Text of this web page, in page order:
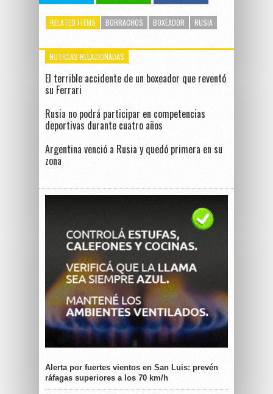
RELATED ITEMS BORRACHOS BOXEADOR RUSIA
NOTICIAS RELACIONADAS
El terrible accidente de un boxeador que reventó
su Ferrari
Rusia no podrá participar en competencias
deportivas durante cuatro años
Argentina venció a Rusia y quedó primera en su
zona
Alerta por fuertes vientos en San Luis: prevén
ráfagas superiores a los 70 km/h